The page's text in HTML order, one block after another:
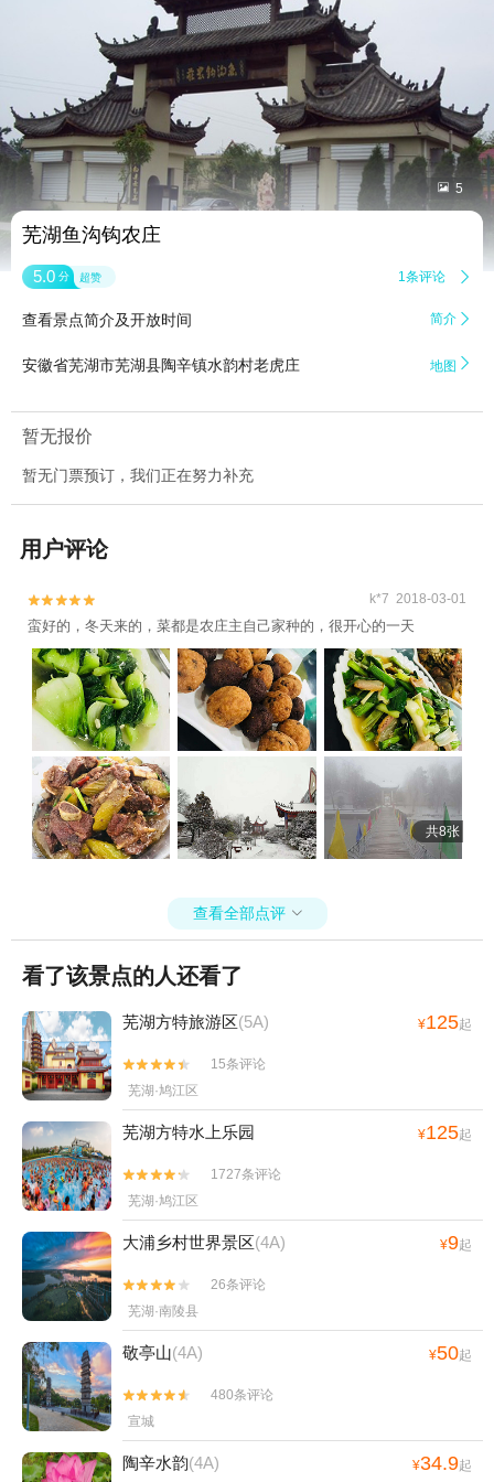
 5
芜湖鱼沟钩农庄
5.0 分 超赞 1条评论 
查看景点简介及开放时间 简介 
安徽省芜湖市芜湖县陶辛镇水韵村老虎庄 地图 
暂无报价
暂无门票预订，我们正在努力补充
用户评论

 k*7 2018-03-01
蛮好的，冬天来的，菜都是农庄主自己家种的，很开心的一天
共8张
查看全部点评 
看了该景点的人还看了
芜湖方特旅游区(5A) ¥125起


15条评论
芜湖·鸠江区
芜湖方特水上乐园 ¥125起


1727条评论
芜湖·鸠江区
大浦乡村世界景区(4A) ¥9起


26条评论
芜湖·南陵县
敬亭山(4A) ¥50起


480条评论
宣城
陶辛水韵(4A) ¥34.9起